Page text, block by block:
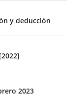
y deducción
2023